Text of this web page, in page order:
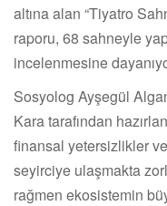
altına alan “Tiyatro
raporu, 68 sahneyle
incelenmesine
Sosyolog Ayşegül
Kara tarafından
finansal yetersizlikler
seyirciye ulaşmakta
rağmen ekosistemin